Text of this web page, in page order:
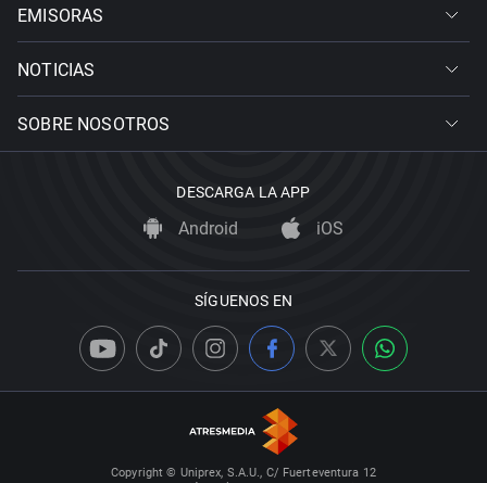
EMISORAS
NOTICIAS
SOBRE NOSOTROS
DESCARGA LA APP
Android iOS
SÍGUENOS EN
Copyright © Uniprex, S.A.U., C/ Fuerteventura 12